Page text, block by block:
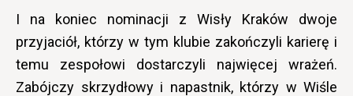
I na koniec nominacji z Wisły Kraków dwoje
przyjaciół, którzy w tym klubie zakończyli karierę i
temu zespołowi dostarczyli najwięcej wrażeń.
Zabójczy skrzydłowy i napastnik, którzy w Wiśle